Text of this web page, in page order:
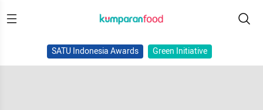
SATU Indonesia Awards Green Initiative